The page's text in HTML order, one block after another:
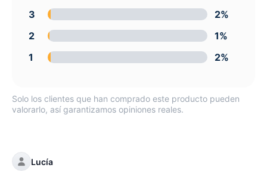
3
2%
2
1%
1
2%
Solo los clientes que han comprado este producto pueden
valorarlo, así garantizamos opiniones reales.
Lucía